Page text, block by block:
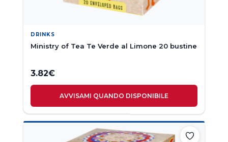
DRINKS
Ministry of Tea Te Verde al Limone 20 bustine
3.82€
AVVISAMI QUANDO DISPONIBILE